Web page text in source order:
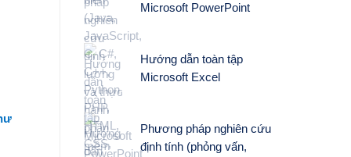
Microsoft PowerPoint
Hướng dẫn toàn tập
Microsoft Excel
Phương pháp nghiên cứu
định tính (phỏng vấn,